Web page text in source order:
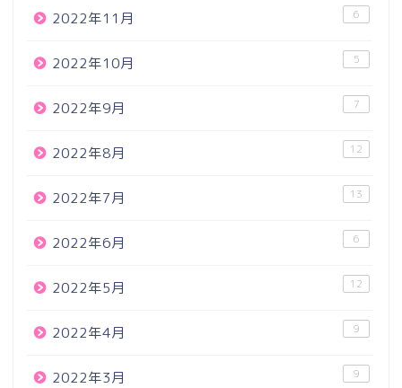
2022年11月 6
2022年10月 5
2022年9月 7
2022年8月 12
2022年7月 13
2022年6月 6
2022年5月 12
2022年4月 9
2022年3月 9